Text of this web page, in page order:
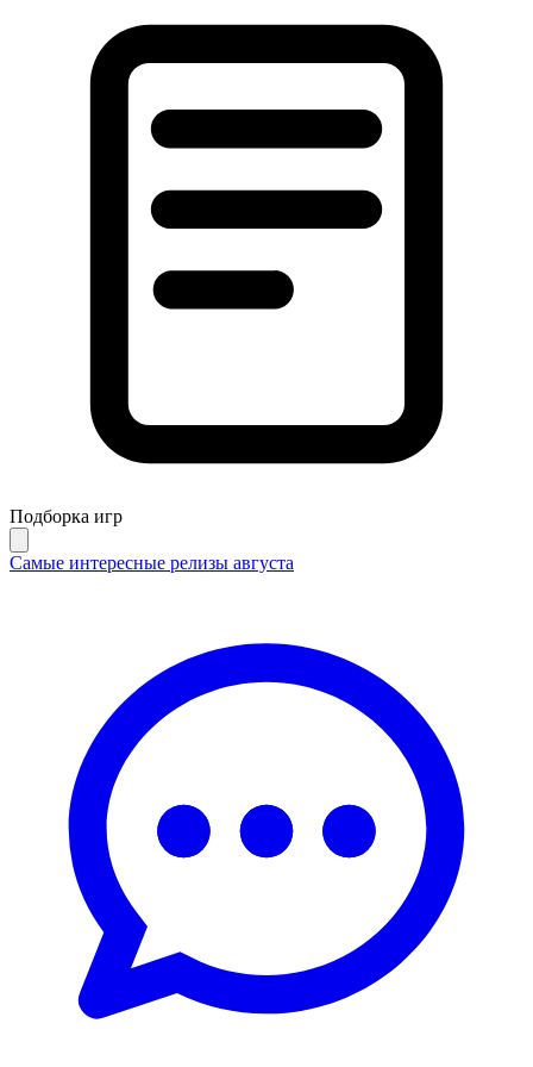
Подборка игр
Самые интересные релизы августа